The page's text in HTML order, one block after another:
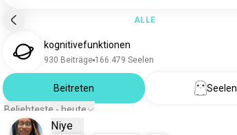
ALLE
kognitivefunktionen
930 Beiträge 166.479 Seelen
Beitreten
Seelen
Beliebteste - heute
Niye